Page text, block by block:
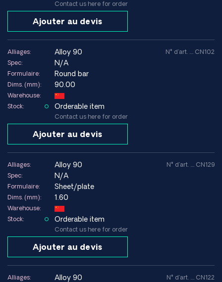
Contact us here for order
Ajouter au devis
Alliages: alloy 90
Spec: N/A
Formulaire: Round bar
Dims. (mm): 90.00
Warehouse:
Stock:
Orderable item
Contact us here for order
Ajouter au devis
N° d'art. .... CN102
Alliages: alloy 90
Spec: N/A
Formulaire: Sheet/plate
Dims. (mm): 1.60
Warehouse:
Stock:
Orderable item
Contact us here for order
Ajouter au devis
N° d'art. .... CN129
Alliages: alloy 90 N° d'art. .... CN122